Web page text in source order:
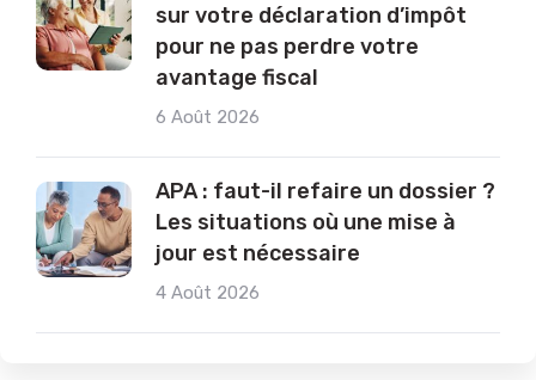
sur votre déclaration d’impôt
pour ne pas perdre votre
avantage fiscal
6 Août 2026
APA : faut-il refaire un dossier ?
Les situations où une mise à
jour est nécessaire
4 Août 2026